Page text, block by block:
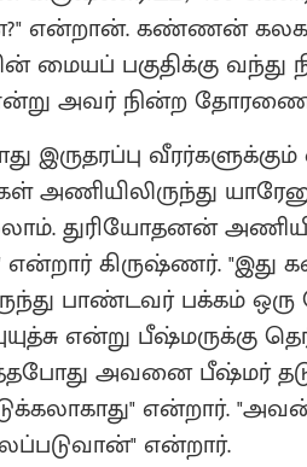
என்றான். கண்ணன்
மையப் பகுதிக்கு
அவர் நின்ற தோரணை
வீரர்களுக்கும்
அணியிலிருந்து
துரியோதனன்
கிருஷ்ணர். "இது
பாண்டவர் பக்கம் ஒரு
என்று பீஷ்மருக்கு
அவனை பீஷ்மர்
என்றார்.
என்றார்.